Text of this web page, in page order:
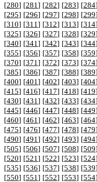
[280] [281] [282] [283] [284
[295] [296] [297] [298] [299
[310] [311] [312] [313] [314
[325] [326] [327] [328] [329
[340] [341] [342] [343] [344
[355] [356] [357] [358] [359
[370] [371] [372] [373] [374
[385] [386] [387] [388] [389
[400] [401] [402] [403] [404
[415] [416] [417] [418] [419
[430] [431] [432] [433] [434
[445] [446] [447] [448] [449
[460] [461] [462] [463] [464
[475] [476] [477] [478] [479
[490] [491] [492] [493] [494
[505] [506] [507] [508] [509
[520] [521] [522] [523] [524
[535] [536] [537] [538] [539
[550] [551] [552] [553] [554